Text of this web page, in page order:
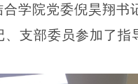
学院党委倪昊翔书
支部委员参加了指